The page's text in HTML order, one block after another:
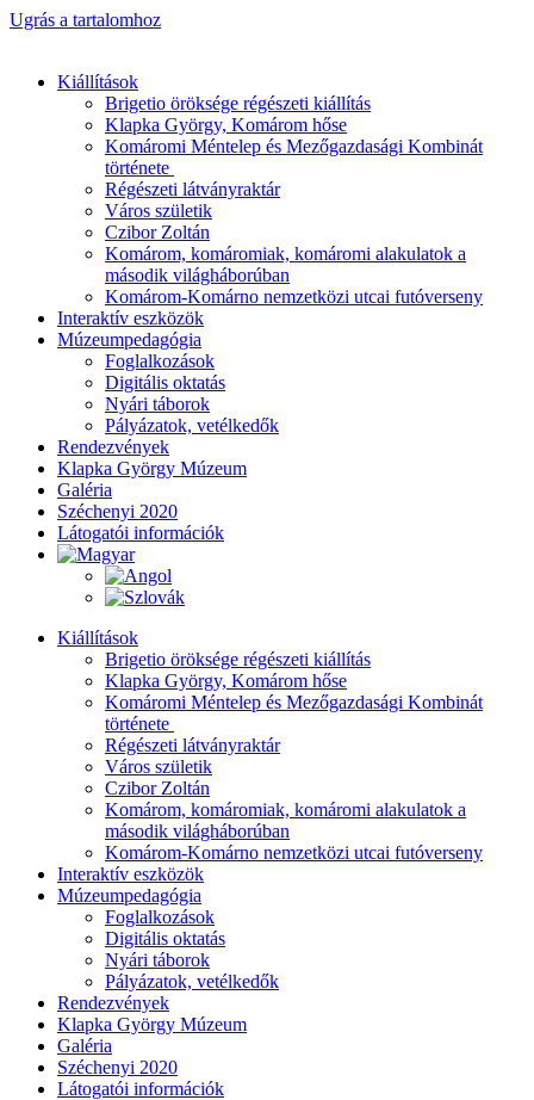
Ugrás a tartalomhoz
Kiállítások
Brigetio öröksége régészeti kiállítás
Klapka György, Komárom hőse
Komáromi Méntelep és Mezőgazdasági Kombinát
története
Régészeti látványraktár
Város születik
Czibor Zoltán
Komárom, komáromiak, komáromi alakulatok a
második világháborúban
Komárom-Komárno nemzetközi utcai futóverseny
Interaktív eszközök
Múzeumpedagógia
Foglalkozások
Digitális oktatás
Nyári táborok
Pályázatok, vetélkedők
Rendezvények
Klapka György Múzeum
Galéria
Széchenyi 2020
Látogatói információk
Kiállítások
Brigetio öröksége régészeti kiállítás
Klapka György, Komárom hőse
Komáromi Méntelep és Mezőgazdasági Kombinát
története
Régészeti látványraktár
Város születik
Czibor Zoltán
Komárom, komáromiak, komáromi alakulatok a
második világháborúban
Komárom-Komárno nemzetközi utcai futóverseny
Interaktív eszközök
Múzeumpedagógia
Foglalkozások
Digitális oktatás
Nyári táborok
Pályázatok, vetélkedők
Rendezvények
Klapka György Múzeum
Galéria
Széchenyi 2020
Látogatói információk